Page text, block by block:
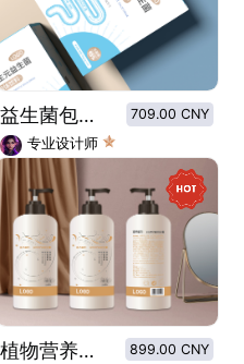
益生菌包装设计
709.00 CNY
专业设计师
植物营养洗发露-松叶提取洗发露-草本洗发露
899.00 CNY